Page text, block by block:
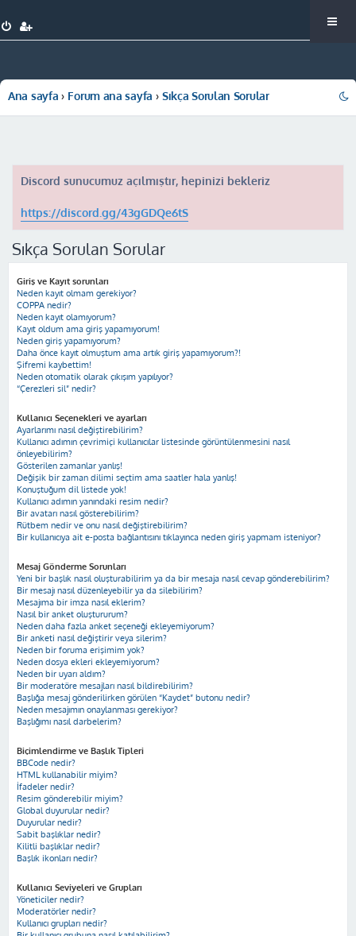
Ana sayfa Forum ana sayfa Sıkça Sorulan Sorular
Discord sunucumuz açılmıştır, hepinizi bekleriz
https://discord.gg/43gGDQe6tS
Sıkça Sorulan Sorular
Giriş ve Kayıt sorunları
Neden kayıt olmam gerekiyor?
COPPA nedir?
Neden kayıt olamıyorum?
Kayıt oldum ama giriş yapamıyorum!
Neden giriş yapamıyorum?
Daha önce kayıt olmuştum ama artık giriş yapamıyorum?!
Şifremi kaybettim!
Neden otomatik olarak çıkışım yapılıyor?
“Çerezleri sil” nedir?
Kullanıcı Seçenekleri ve ayarları
Ayarlarımı nasıl değiştirebilirim?
Kullanıcı adımın çevrimiçi kullanıcılar listesinde görüntülenmesini nasıl
önleyebilirim?
Gösterilen zamanlar yanlış!
Değişik bir zaman dilimi seçtim ama saatler hala yanlış!
Konuştuğum dil listede yok!
Kullanıcı adımın yanındaki resim nedir?
Bir avatarı nasıl gösterebilirim?
Rütbem nedir ve onu nasıl değiştirebilirim?
Bir kullanıcıya ait e-posta bağlantısını tıklayınca neden giriş yapmam isteniyor?
Mesaj Gönderme Sorunları
Yeni bir başlık nasıl oluşturabilirim ya da bir mesaja nasıl cevap gönderebilirim?
Bir mesajı nasıl düzenleyebilir ya da silebilirim?
Mesajıma bir imza nasıl eklerim?
Nasıl bir anket oluştururum?
Neden daha fazla anket seçeneği ekleyemiyorum?
Bir anketi nasıl değiştirir veya silerim?
Neden bir foruma erişimim yok?
Neden dosya ekleri ekleyemiyorum?
Neden bir uyarı aldım?
Bir moderatöre mesajları nasıl bildirebilirim?
Başlığa mesaj gönderilirken görülen “Kaydet” butonu nedir?
Neden mesajımın onaylanması gerekiyor?
Başlığımı nasıl darbelerim?
Biçimlendirme ve Başlık Tipleri
BBCode nedir?
HTML kullanabilir miyim?
İfadeler nedir?
Resim gönderebilir miyim?
Global duyurular nedir?
Duyurular nedir?
Sabit başlıklar nedir?
Kilitli başlıklar nedir?
Başlık ikonları nedir?
Kullanıcı Seviyeleri ve Grupları
Yöneticiler nedir?
Moderatörler nedir?
Kullanıcı grupları nedir?